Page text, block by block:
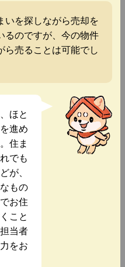
いを探しながら売却を
るのですが、今の物件
ら売ることは可能でし
ほと
進め
住ま
でも
が、
もの
お住
こと
当者
をお